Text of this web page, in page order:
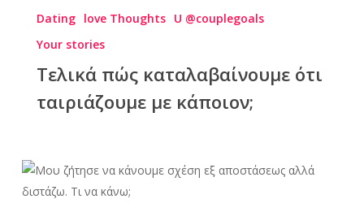
Dating love Thoughts U @couplegoals
Your stories
Τελικά πώς καταλαβαίνουμε ότι
ταιριάζουμε με κάποιον;